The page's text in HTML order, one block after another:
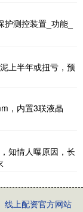
测控装置_功能_
上半年或扭亏，预
，内置3联液晶
知情人曝原因，长
线上配资官方网站